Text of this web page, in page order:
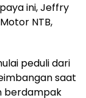
ini, Jeffry
NTB,
peduli dari
saat
berdampak